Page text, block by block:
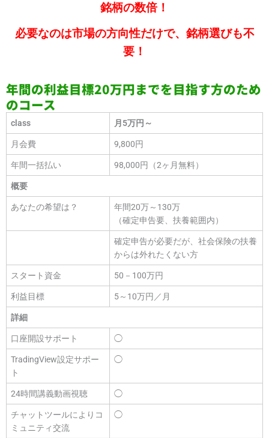
銘柄の数倍！
必要なのは市場の方向性だけで、銘柄選びも不
要！
年間の利益目標20万円までを目指す方のため
のコース
class 月5万円～
月会費 9,800円
年間一括払い 98,000円（2ヶ月無料）
概要
あなたの希望は？
年間20万～130万
（確定申告要、扶養範囲内）
確定申告が必要だが、社会保険の扶養
からは外れたくない方
スタート資金 50－100万円
利益目標 5～10万円／月
詳細
口座開設サポート ◯
TradingView設定サポー
ト
◯
24時間講義動画視聴 ◯
チャットツールによりコ
ミュニティ交流
◯